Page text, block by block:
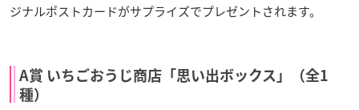
ジナルポストカードがサプライズでプレゼントされます。
A賞 いちごおうじ商店「思い出ボックス」（全1
種）